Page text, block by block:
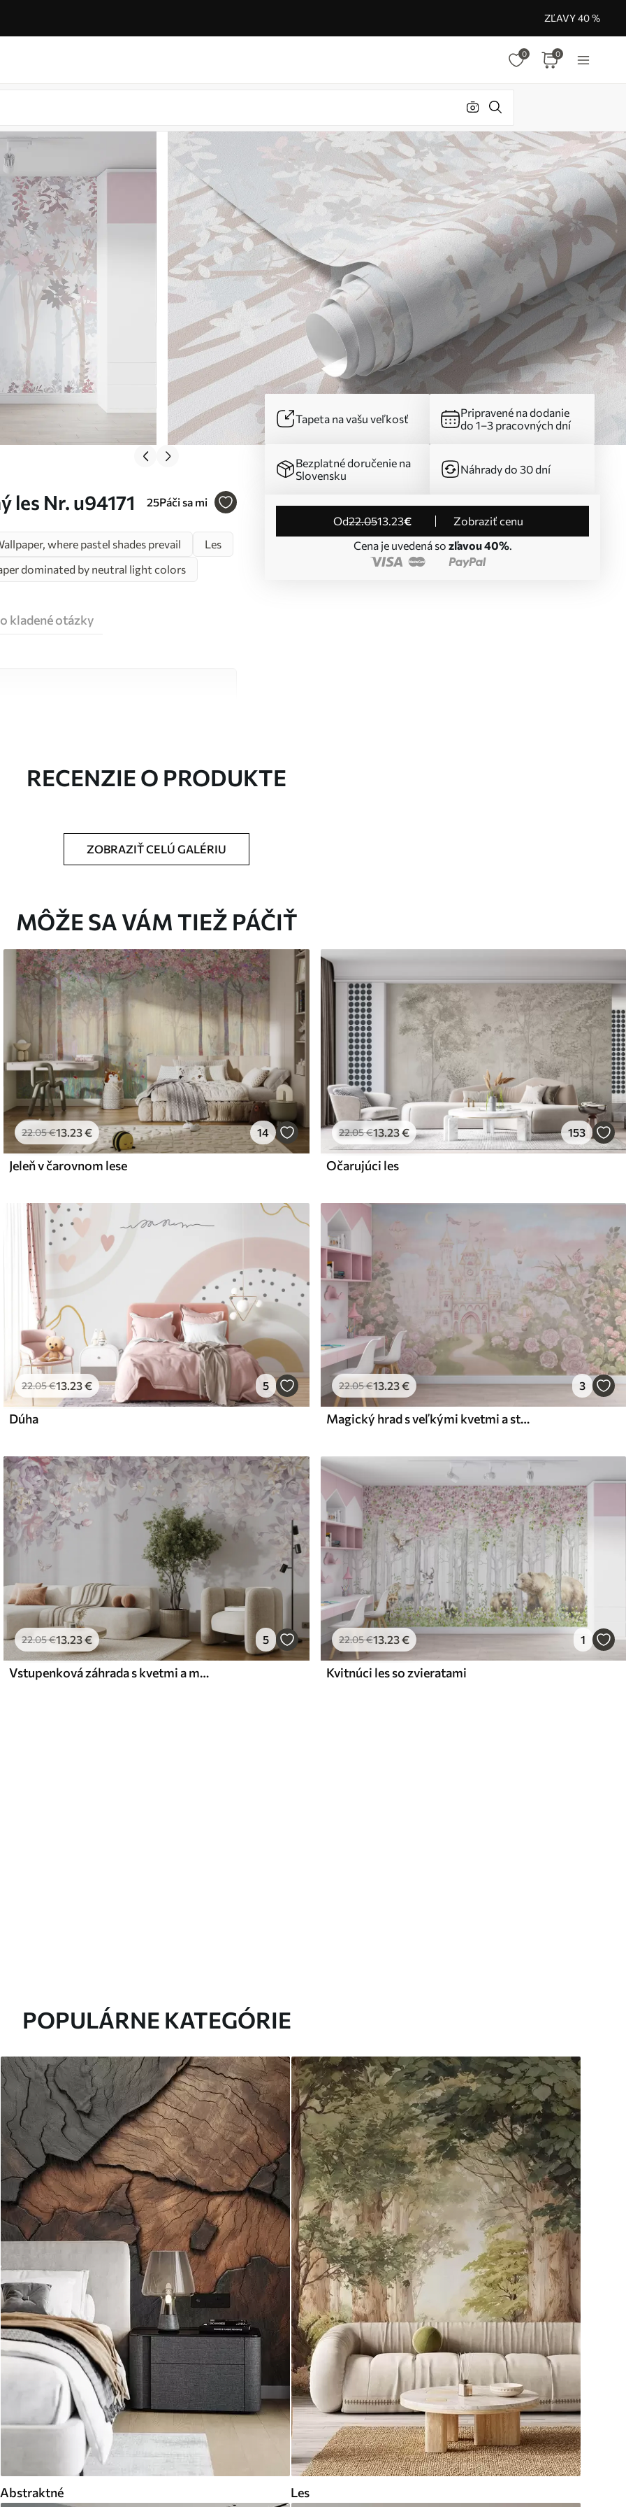
ZĽAVY 40 %
0 0
Nr. u94171 25Páči sa mi
Tapeta na vašu veľkosť
Pripravené na dodanie
do 1–3 pracovných dní
Bezplatné doručenie na
Slovensku
Náhrady do 30 dní
od22.0513.23€
Zobraziť cenu
Cena je uvedená so zľavou 40%.
where pastel shades prevail
Les
dominated by neutral light colors
kladené otázky
mäkkou špongiou. Tapety s lakovanou
čistiť vodou.
34.00€/m²
and Stick
RECENZIE O PRODUKTE
ZOBRAZIŤ CELÚ GALÉRIU
MÔŽE SA VÁM TIEŽ PÁČIŤ
22.05€13 .23€ 14
Jeleň v čarovnom lese
22.05€13.23€ 153
Očarujúci les
22.05€13.23€ 5
Dúha
22.05€13.23€ 3
Magický hrad s veľkými kvetmi a stromami
22.05€13 .23€ 5
Vstupenková záhrada s kvetmi a motýľmi
22.05€13.23€ 1
Kvitnúci les so zvieratami
POPULÁRNE KATEGÓRIE
Abstraktné Les